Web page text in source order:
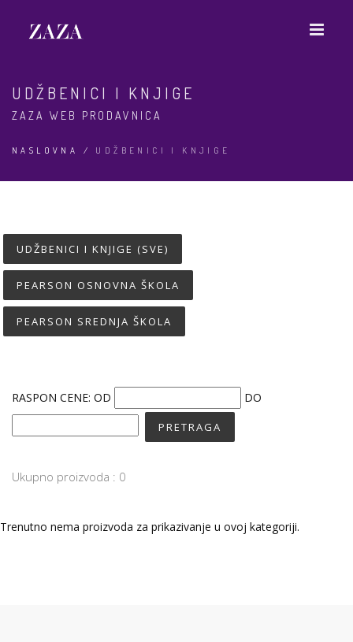
UDŽBENICI I KNJIGE
ZAZA WEB PRODAVNICA
NASLOVNA / UDŽBENICI I KNJIGE
UDŽBENICI I KNJIGE (SVE)
PEARSON OSNOVNA ŠKOLA
PEARSON SREDNJA ŠKOLA
RASPON CENE: OD DO
Ukupno proizvoda : 0
Trenutno nema proizvoda za prikazivanje u ovoj kategoriji.